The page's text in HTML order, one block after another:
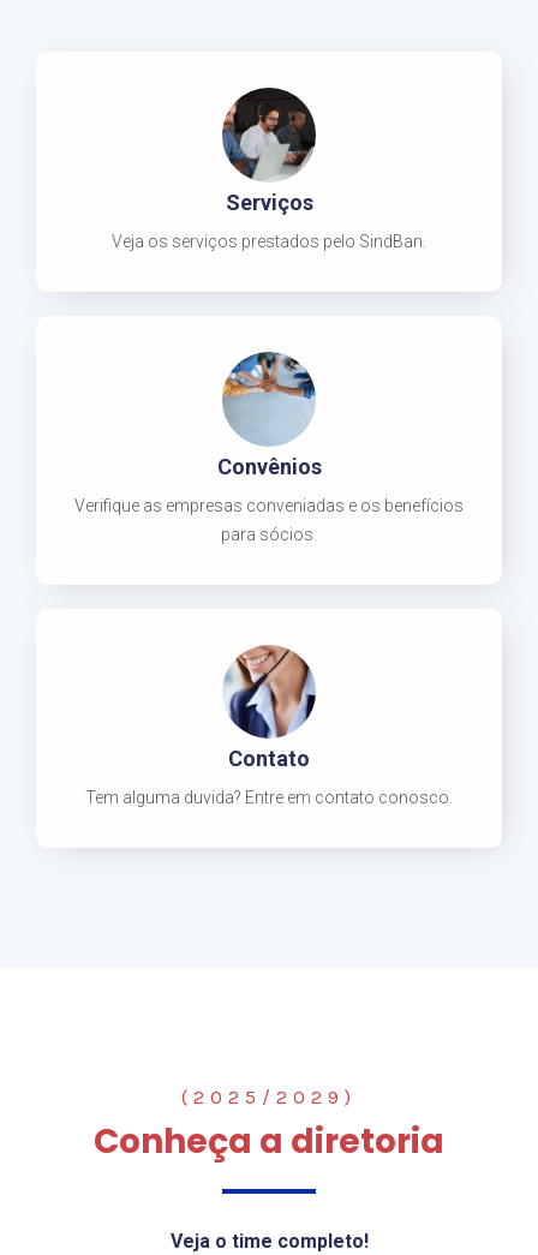
Serviços
Veja os serviços prestados pelo SindBan.
Convênios
Verifique as empresas conveniadas e os benefícios
para sócios.
Contato
Tem alguma duvida? Entre em contato conosco.
(2025/2029)
Conheça a diretoria
Veja o time completo!